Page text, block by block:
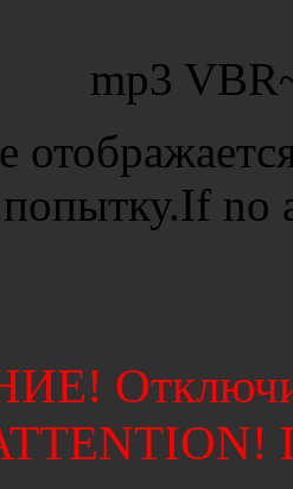
mp3
попытку.If